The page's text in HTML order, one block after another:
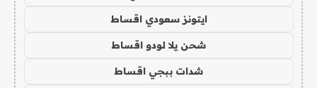
ايتونز سعودي اقساط
شحن يلا لودو اقساط
شدات ببجي اقساط